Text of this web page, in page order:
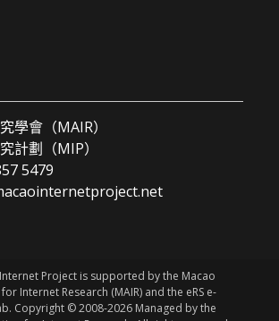
學會（MAIR）
計劃（MIP）
5479
Project is supported by the Macao
Internet Research (MAIR) and the eRS e-
Copyright © 2008-2026 Managed by the